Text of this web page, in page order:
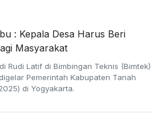
Rudi Latif di Bimbingan Teknis (Bimtek)
Pemerintah Kabupaten Tanah
di Yogyakarta.